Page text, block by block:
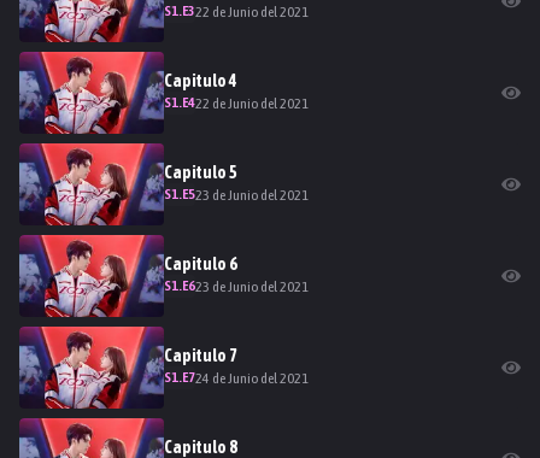
S1.E322 de Junio del 2021
Capitulo4
S1.E422 de Junio del 2021
Capitulo5
S1.E523 de Junio del 2021
Capitulo 6
S1.E623 de Junio del 2021
Capitulo 7
S1.E724 de Junio del 2021
Capitulo 8